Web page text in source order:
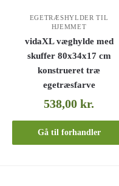
EGETRÆSHYLDER TIL
HJEMMET
vidaXL væghylde med
skuffer 80x34x17 cm
konstrueret træ
egetræsfarve
538,00kr.
Gå til forhandler